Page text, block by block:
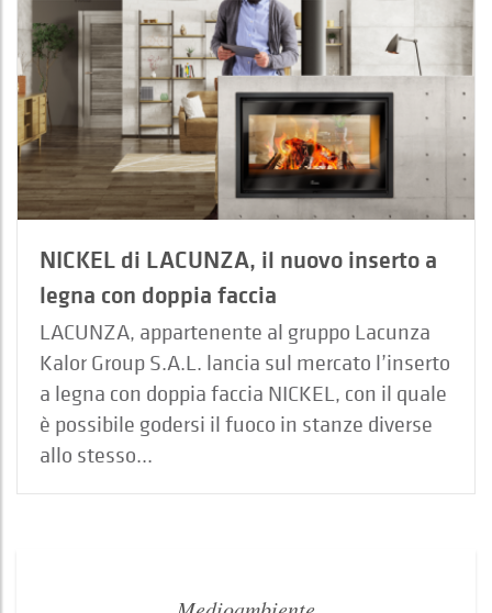
NICKEL di LACUNZA, il nuovo inserto a
legna con doppia faccia
LACUNZA, appartenente al gruppo Lacunza
Kalor Group S.A.L. lancia sul mercato l’inserto
a legna con doppia faccia NICKEL, con il quale
è possibile godersi il fuoco in stanze diverse
allo stesso...